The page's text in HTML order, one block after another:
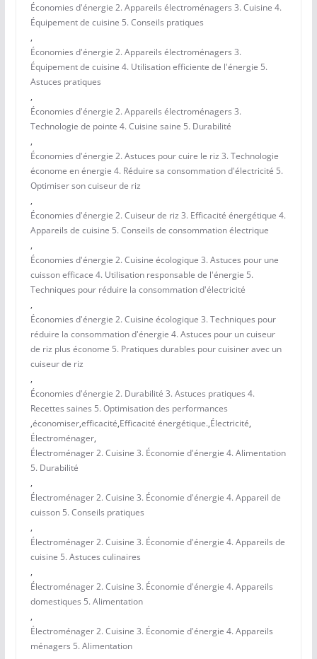
Économies d'énergie 2. Appareils électroménagers 3. Cuisine 4.
Équipement de cuisine 5. Conseils pratiques
,
Économies d'énergie 2. Appareils électroménagers 3.
Équipement de cuisine 4. Utilisation efficiente de l'énergie 5.
Astuces pratiques
,
Économies d'énergie 2. Appareils électroménagers 3.
Technologie de pointe 4. Cuisine saine 5. Durabilité
,
Économies d'énergie 2. Astuces pour cuire le riz 3. Technologie
économe en énergie 4. Réduire sa consommation d'électricité 5.
Optimiser son cuiseur de riz
,
Économies d'énergie 2. Cuiseur de riz 3. Efficacité énergétique 4.
Appareils de cuisine 5. Conseils de consommation électrique
,
Économies d'énergie 2. Cuisine écologique 3. Astuces pour une
cuisson efficace 4. Utilisation responsable de l'énergie 5.
Techniques pour réduire la consommation d'électricité
,
Économies d'énergie 2. Cuisine écologique 3. Techniques pour
réduire la consommation d'énergie 4. Astuces pour un cuiseur
de riz plus économe 5. Pratiques durables pour cuisiner avec un
cuiseur de riz
,
Économies d'énergie 2. Durabilité 3. Astuces pratiques 4.
Recettes saines 5. Optimisation des performances
,économiser,efficacité,Efficacité énergétique.,Électricité,
Électroménager,
Électroménager 2. Cuisine 3. Économie d'énergie 4. Alimentation
5. Durabilité
,
Électroménager 2. Cuisine 3. Économie d'énergie 4. Appareil de
cuisson 5. Conseils pratiques
,
Électroménager 2. Cuisine 3. Économie d'énergie 4. Appareils de
cuisine 5. Astuces culinaires
,
Électroménager 2. Cuisine 3. Économie d'énergie 4. Appareils
domestiques 5. Alimentation
,
Électroménager 2. Cuisine 3. Économie d'énergie 4. Appareils
ménagers 5. Alimentation